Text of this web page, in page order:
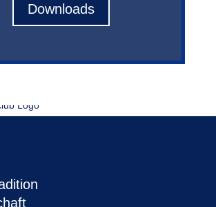
Downloads